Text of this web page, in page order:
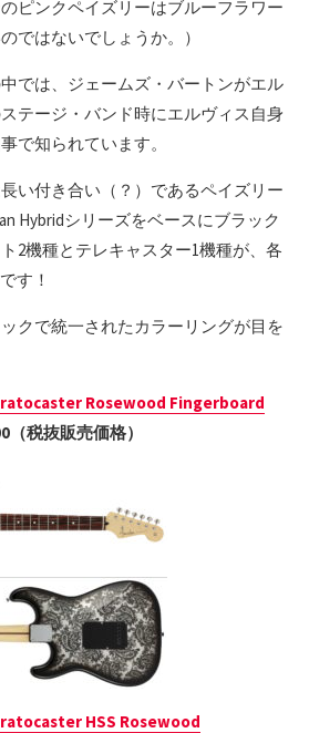
ピンクペイズリーはブルーフラワー
ではないでしょうか。）
では、ジェームズ・バートンがエル
テージ・バンド時にエルヴィス自身
で知られています。
い付き合い（？）であるペイズリー
Hybridシリーズをベースにブラック
2機種とテレキャスター1機種が、各
す！
クで統一されたカラーリングが目を
Rosewood Fingerboard
（税抜販売価格）
HSS Rosewood